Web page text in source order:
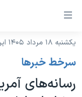
لینکهای
دسترسی
جهش
محتوای
نسخه سبک وب‌سایت
موضوع ها
یکشنبه ۱۸ مرداد ۱۴۰۵ ایران ۱۴:۴۹
سرخط خبرها
رسانه‌های